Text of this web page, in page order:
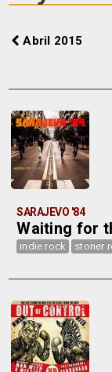
FOROS
Abril 2015
SARAJEVO '84
Waiting for
indie rock stoner